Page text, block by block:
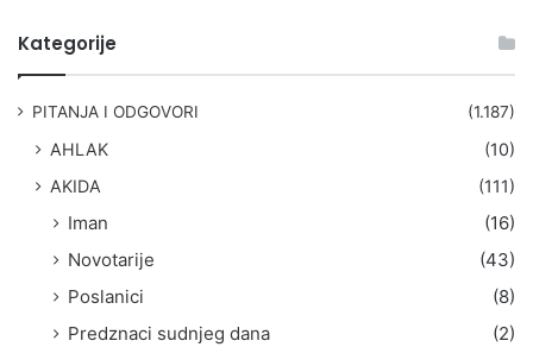
Kategorije
PITANJA I ODGOVORI (1.187)
AHLAK
(10)
AKIDA
(111)
Iman
(16)
Novotarije
(43)
Poslanici
(8)
Predznaci sudnjeg dana
(2)